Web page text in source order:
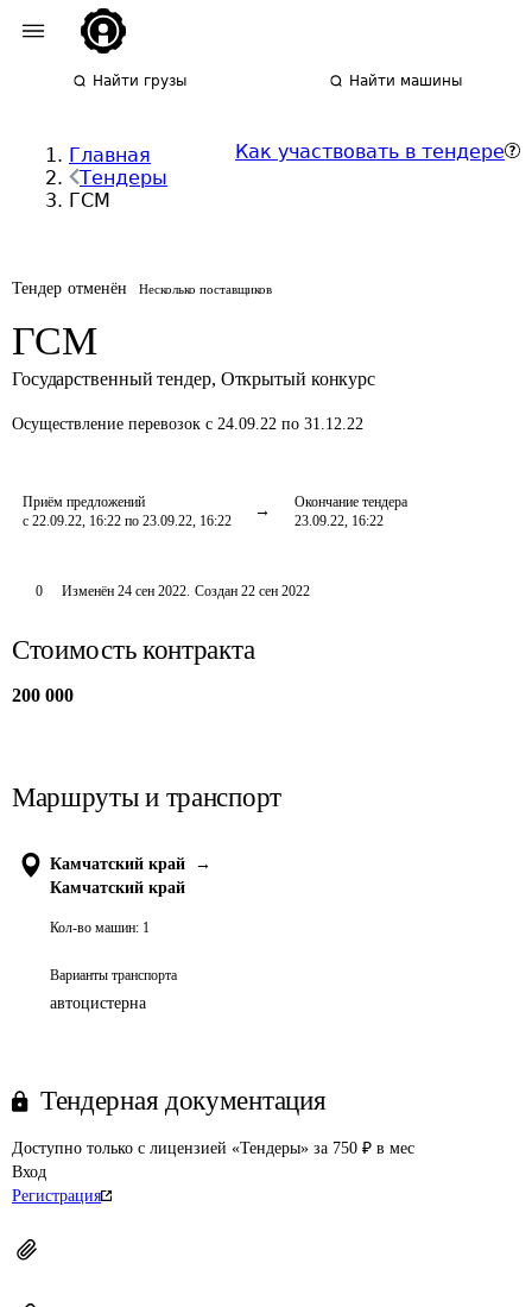
Найти грузы Найти машины
Главная
Тендеры
ГСМ
Как участвовать в тендере
Тендер отменён Несколько поставщиков
ГСМ
Государственный тендер, Открытый конкурс
Осуществление перевозок с 24.09.22 по 31.12.22
Приём предложений
с 22.09.22, 16:22 по 23.09.22, 16:22
Окончание тендера
23.09.22, 16:22
0 Изменён 24 сен 2022. Создан 22 сен 2022
Стоимость контракта
200 000
Маршруты и транспорт
Камчатский край
→
Камчатский край
Кол-во машин: 1
Варианты транспорта
автоцистерна
Тендерная документация
Доступно только с лицензией «Тендеры» за 750 ₽ в мес
Вход
Регистрация